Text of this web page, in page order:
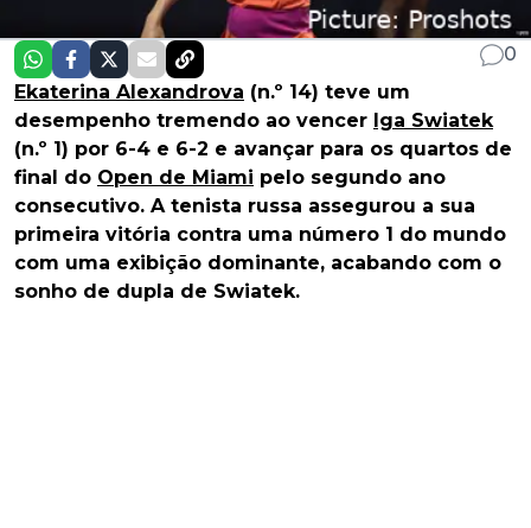
0
Ekaterina Alexandrova (n.º 14) teve um
desempenho tremendo ao vencer Iga Swiatek
(n.º 1) por 6-4 e 6-2 e avançar para os quartos de
final do Open de Miami pelo segundo ano
consecutivo. A tenista russa assegurou a sua
primeira vitória contra uma número 1 do mundo
com uma exibição dominante, acabando com o
sonho de dupla de Swiatek.